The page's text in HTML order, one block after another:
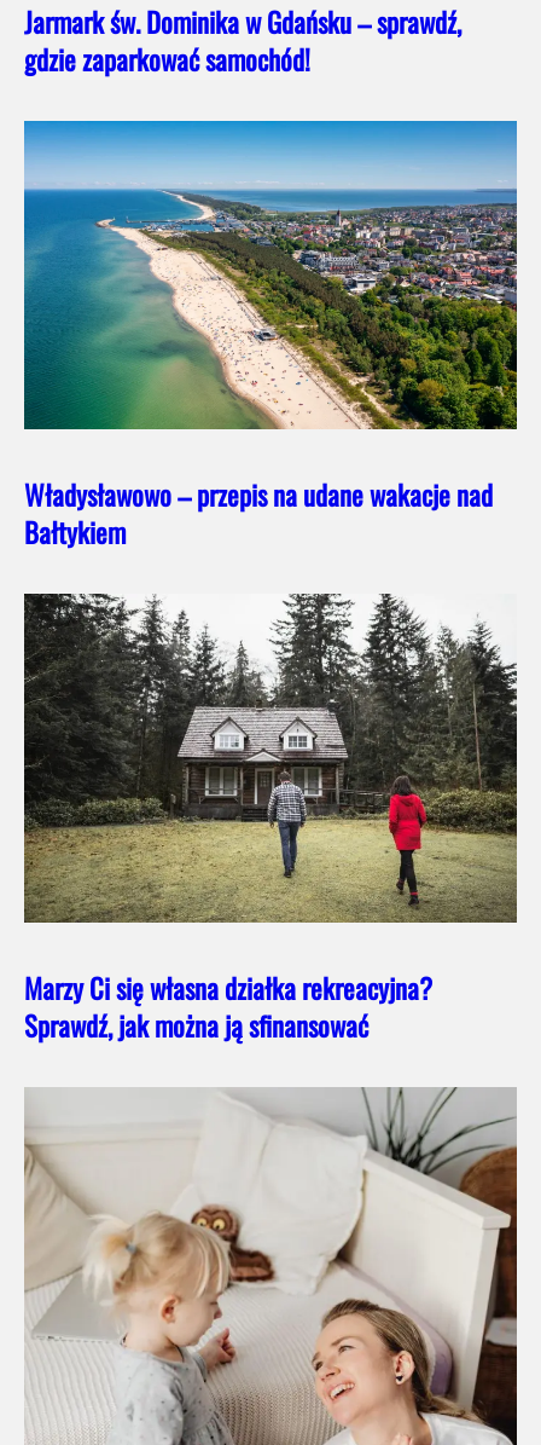
Jarmark św. Dominika w Gdańsku – sprawdź,
gdzie zaparkować samochód!
Władysławowo – przepis na udane wakacje nad
Bałtykiem
Marzy Ci się własna działka rekreacyjna?
Sprawdź, jak można ją sfinansować